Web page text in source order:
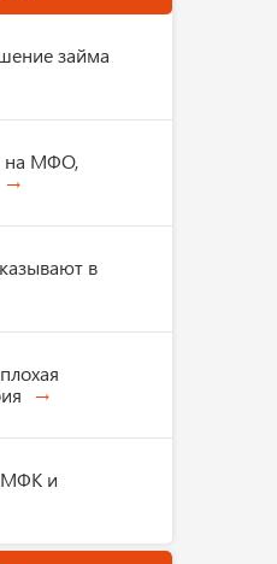
займа
на МФО,
в
МФК и